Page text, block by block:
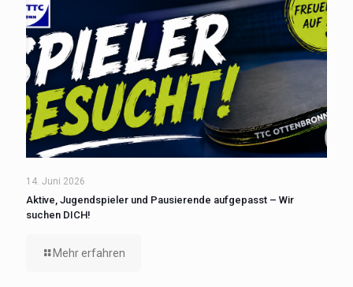
14. Juni 2026
Aktive, Jugendspieler und Pausierende aufgepasst – Wir
suchen DICH!
Mehr erfahren